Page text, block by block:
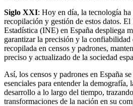
Siglo XXI: Hoy en día, la tecnología ha
recopilación y gestión de estos datos.
Estadística (INE) en España despliega
garantizar la precisión y la
recopilada en censos y padrones,
preciso y actualizado de la sociedad
Así, los censos y padrones en España
esenciales para entender la demografía,
desarrollo a lo largo del tiempo,
transformaciones de la nación en su